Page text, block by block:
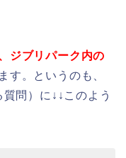
ジブリパーク内の
す。というのも、
問）に↓↓このよう